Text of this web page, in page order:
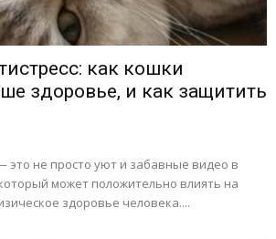
как кошки
здоровье, и как защитить
не просто уют и забавные видео в
может положительно влиять на
здоровье человека....